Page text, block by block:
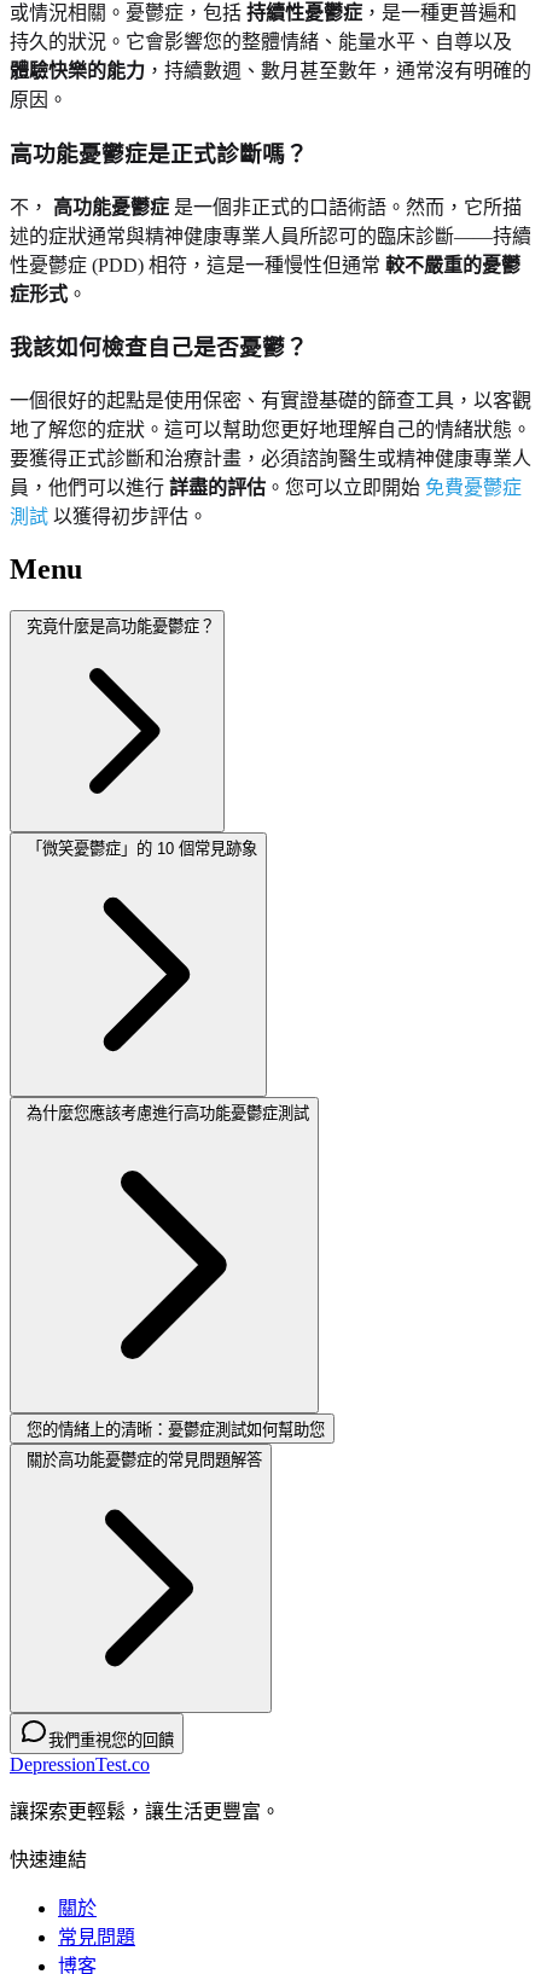
或情況相關。憂鬱症，包括 持續性憂鬱症 ，是一種更普遍和
持久的狀況。它會影響您的整體情緒、能量水平、自尊以及
體驗快樂的能力 ，持續數週、數月甚至數年，通常沒有明確的
原因。
高功能憂鬱症是正式診斷嗎？
不， 高功能憂鬱症 是一個非正式的口語術語。然而，它所描
述的症狀通常與精神健康專業人員所認可的臨床診斷——持續
性憂鬱症 (PDD) 相符，這是一種慢性但通常 較不嚴重的憂鬱
症形式 。
我該如何檢查自己是否憂鬱？
一個很好的起點是使用保密、有實證基礎的篩查工具，以客觀
地了解您的症狀。這可以幫助您更好地理解自己的情緒狀態。
要獲得正式診斷和治療計畫，必須諮詢醫生或精神健康專業人
員，他們可以進行 詳盡的評估 。您可以立即開始 免費憂鬱症
測試 以獲得初步評估。
Menu
究竟什麼是高功能憂鬱症？
「微笑憂鬱症」的 10 個常見跡象
為什麼您應該考慮進行高功能憂鬱症測試
您的情緒上的清晰：憂鬱症測試如何幫助您
關於高功能憂鬱症的常見問題解答
我們重視您的回饋
DepressionTest.co
讓探索更輕鬆，讓生活更豐富。
快速連結
關於
常見問題
博客